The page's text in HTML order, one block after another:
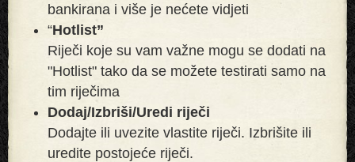
bankirana i više je nećete vidjeti
“Hotlist”
Riječi koje su vam važne mogu se dodati na
"Hotlist" tako da se možete testirati samo na
tim riječima
Dodaj/Izbriši/Uredi riječi
Dodajte ili uvezite vlastite riječi. Izbrišite ili
uredite postojeće riječi.